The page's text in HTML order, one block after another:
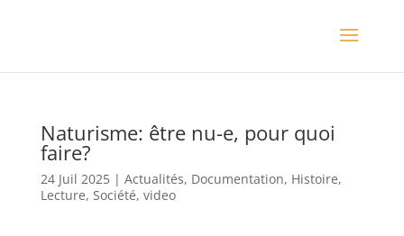
Naturisme: être nu-e, pour quoi
faire?
24 Juil 2025| Actualités, Documentation, Histoire,
Lecture, Société, video